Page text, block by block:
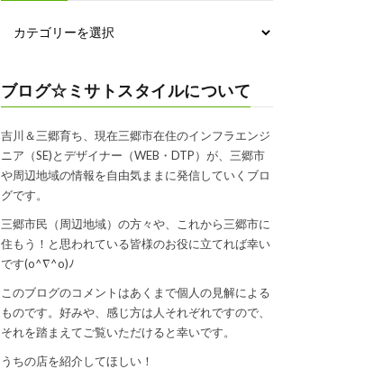
ブログ☆ミサトスタイルについて
吉川＆三郷育ち、現在三郷市在住のインフラエンジ
ニア（SE)とデザイナー（WEB・DTP）が、三郷市
や周辺地域の情報を自由気ままに発信していくブロ
グです。
三郷市民（周辺地域）の方々や、これから三郷市に
住もう！と思われている皆様のお役に立てれば幸い
です(o^∇^o)ﾉ
このブログのコメントはあくまで個人の見解による
ものです。好みや、感じ方は人それぞれですので、
それを踏まえてご覧いただけると幸いです。
うちの店を紹介してほしい！